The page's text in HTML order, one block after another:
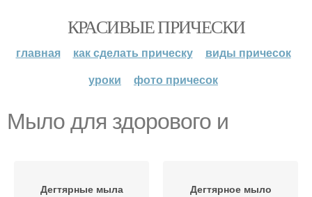
КРАСИВЫЕ ПРИЧЕСКИ
главная как сделать прическу
виды причесок
уроки
фото причесок
Мыло для здорового и
Дегтярные мыла Дегтярное мыло